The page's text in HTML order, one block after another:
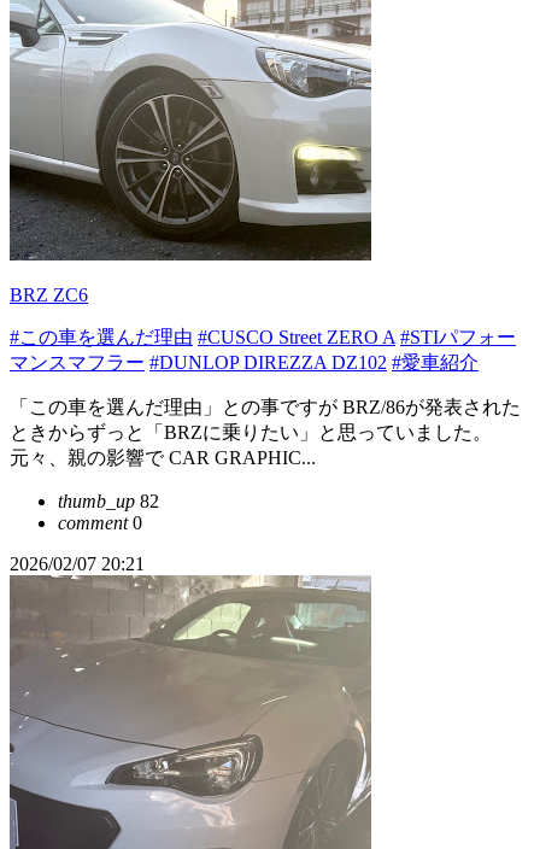
BRZ ZC6
#この車を選んだ理由 #CUSCO Street ZERO A #STIパフォー
マンスマフラー #DUNLOP DIREZZA DZ102 #愛車紹介
「この車を選んだ理由」との事ですが BRZ/86が発表された
ときからずっと「BRZに乗りたい」と思っていました。
元々、親の影響で CAR GRAPHIC...
thumb_up 82
comment0
2026/02/07 20:21